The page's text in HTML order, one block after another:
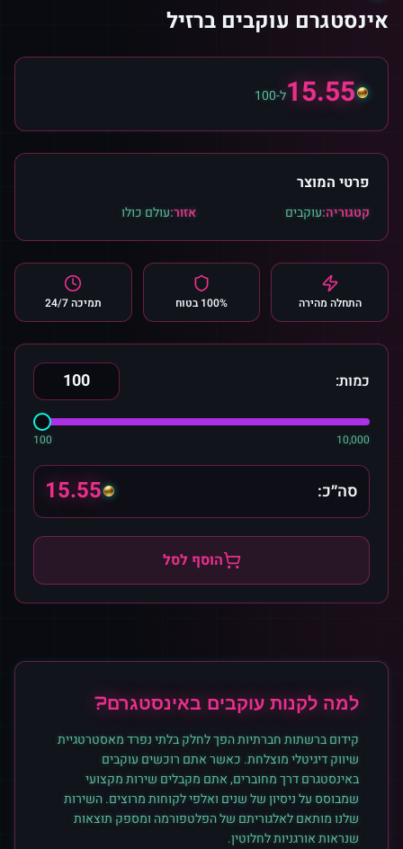
אינסטגרם עוקבים ברזיל
15.55ל-100
פרטי המוצר
קטגוריה:עוקבים אזור:עולם כולו
התחלה מהירה 100% בטוח תמיכה 24/7
כמות:
100 10,000
סה״כ: 15.55
הוסף לסל
למה לקנות עוקבים באינסטגרם?
קידום ברשתות חברתיות הפך לחלק בלתי נפרד מאסטרטגיית
שיווק דיגיטלי מוצלחת. כאשר אתם רוכשים עוקבים
באינסטגרםדרך מחוברים, אתם מקבלים שירות מקצועי
שמבוסס על ניסיון של שנים ואלפי לקוחות מרוצים. השירות
שלנו מותאם לאלגוריתם של הפלטפורמה ומספק תוצאות
שנראות אורגניות לחלוטין.